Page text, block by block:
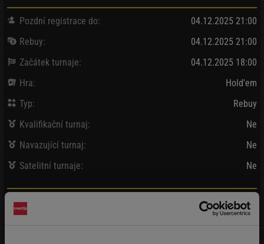
Pozdní registrace do:
04.12.2025 21:00
Rebuy:
04.12.2025 21:00
Začátek turnaje:
04.12.2025 18:00
Hra:
Hold'em
Typ:
Rebuy
Kvalifikační turnaj:
Ne
Navazující turnaj:
Ne
Satelitní turnaje:
Ne
Bank / Vybráno: 100 000 Kč/99 190 Kč